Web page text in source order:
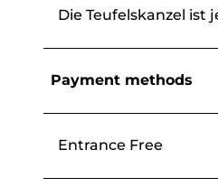
Die Teufelskanzel ist
Payment methods
Entrance Free